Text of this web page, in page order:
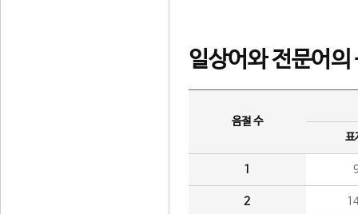
일상어와 전문어의
음절 수
표
1
2